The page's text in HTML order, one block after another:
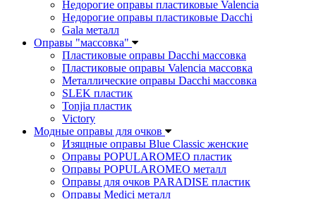
Недорогие оправы пластиковые Valencia
Недорогие оправы пластиковые Dacchi
Gala металл
Оправы "массовка"
Пластиковые оправы Dacchi массовка
Пластиковые оправы Valencia массовка
Металлические оправы Dacchi массовка
SLEK пластик
Tonjia пластик
Victory
Модные оправы для очков
Изящные оправы Blue Classic женские
Оправы POPULAROMEO пластик
Оправы POPULAROMEO металл
Оправы для очков PARADISE пластик
Оправы Medici металл